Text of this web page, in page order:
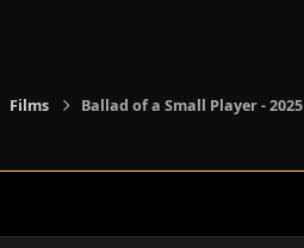
Films Ballad of a Small Player - 2025